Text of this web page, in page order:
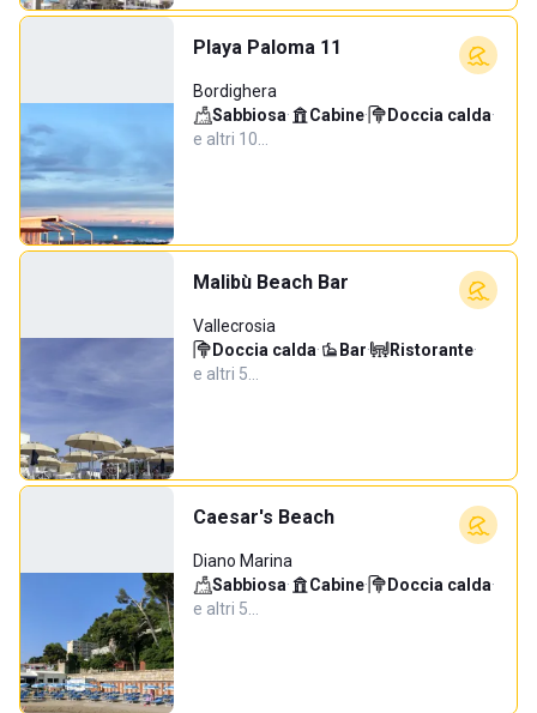
Playa Paloma 11
Bordighera
Sabbiosa· Cabine· Doccia calda·
e altri 10…
Malibù Beach Bar
Vallecrosia
Doccia calda· Bar· Ristorante·
e altri 5…
Caesar's Beach
Diano Marina
Sabbiosa· Cabine· Doccia calda·
e altri 5…